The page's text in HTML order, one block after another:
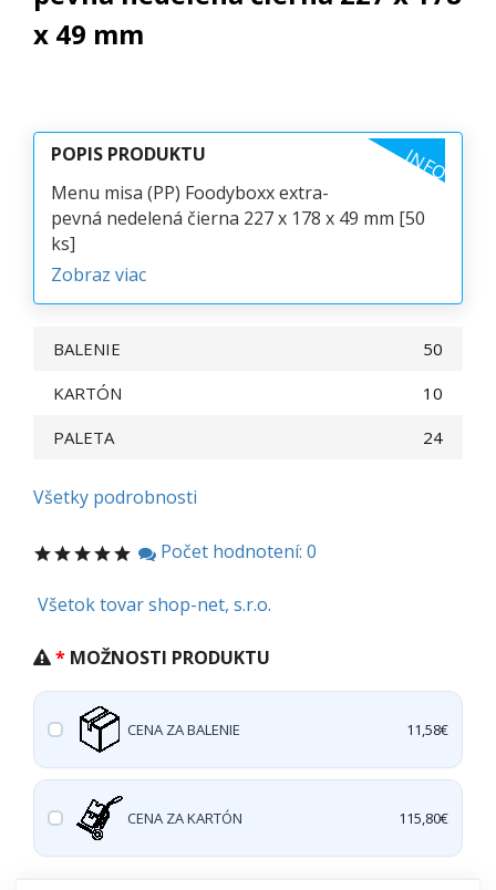
x 49 mm
POPIS PRODUKTU INFO
Menu misa (PP) Foodyboxx extra-
pevná nedelená čierna 227 x 178 x 49 mm [50
ks]
Zobraz viac
BALENIE
50
KARTÓN
10
PALETA
24
Všetky podrobnosti
Počet hodnotení: 0
Všetok tovar shop-net, s.r.o.
MOŽNOSTI PRODUKTU
CENA ZA BALENIE 11,58€
CENA ZA KARTÓN 115,80€